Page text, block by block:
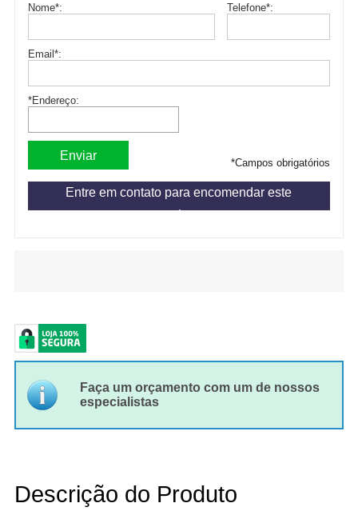
Nome*: Telefone*:
Email *:
*Endereço:
*Campos obrigatórios
Entre em contato para encomendar este
Faça um orçamento com um de nossos
especialistas
Descrição do Produto